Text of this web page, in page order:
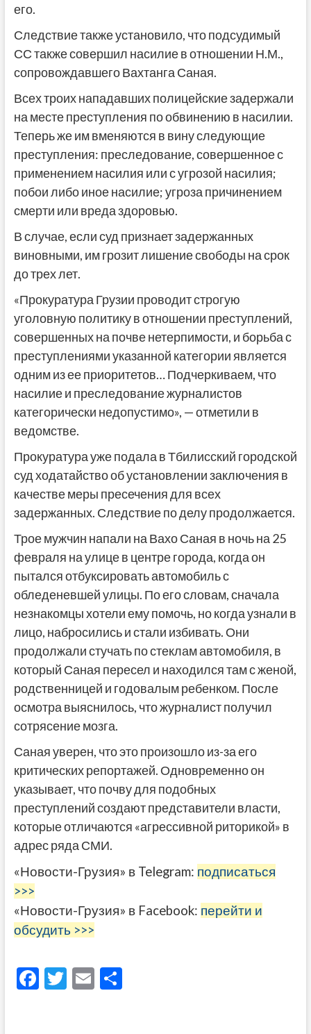
его.
Следствие также установило, что подсудимый
СС также совершил насилие в отношении Н.М.,
сопровождавшего Вахтанга Саная.
Всех троих нападавших полицейские задержали
на месте преступления по обвинению в насилии.
Теперь же им вменяются в вину следующие
преступления: преследование, совершенное с
применением насилия или с угрозой насилия;
побои либо иное насилие; угроза причинением
смерти или вреда здоровью.
В случае, если суд признает задержанных
виновными, им грозит лишение свободы на срок
до трех лет.
«Прокуратура Грузии проводит строгую
уголовную политику в отношении преступлений,
совершенных на почве нетерпимости, и борьба с
преступлениями указанной категории является
одним из ее приоритетов… Подчеркиваем, что
насилие и преследование журналистов
категорически недопустимо», — отметили в
ведомстве.
Прокуратура уже подала в Тбилисский городской
суд ходатайство об установлении заключения в
качестве меры пресечения для всех
задержанных. Следствие по делу продолжается.
Трое мужчин напали на Вахо Саная в ночь на 25
февраля на улице в центре города, когда он
пытался отбуксировать автомобиль с
обледеневшей улицы. По его словам, сначала
незнакомцы хотели ему помочь, но когда узнали в
лицо, набросились и стали избивать. Они
продолжали стучать по стеклам автомобиля, в
который Саная пересел и находился там с женой,
родственницей и годовалым ребенком. После
осмотра выяснилось, что журналист получил
сотрясение мозга.
Саная уверен, что это произошло из-за его
критических репортажей. Одновременно он
указывает, что почву для подобных
преступлений создают представители власти,
которые отличаются «агрессивной риторикой» в
адрес ряда СМИ.
«Новости-Грузия» в Telegram: подписаться
>>>
«Новости-Грузия» в Facebook: перейти и
обсудить >>>
F T E О